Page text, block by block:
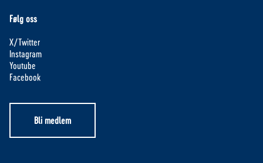
Følg oss
X/Twitter
Instagram
Youtube
Facebook
Bli medlem